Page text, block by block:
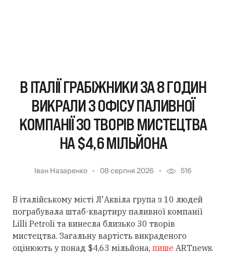
В ІТАЛІЇ ГРАБІЖНИКИ ЗА 8 ГОДИН
ВИКРАЛИ З ОФІСУ ПАЛИВНОЇ
КОМПАНІЇ 30 ТВОРІВ МИСТЕЦТВА
НА $4,6 МІЛЬЙОНА
Іван Назаренко 08 серпня 2026 516
В італійському місті Л'Аквіла група з 10 людей
пограбувала штаб-квартиру паливної компанії
Lilli Petroli та винесла близько 30 творів
мистецтва. Загальну вартість викраденого
оцінюють у понад $4,63 мільйона, пише ARTnews.